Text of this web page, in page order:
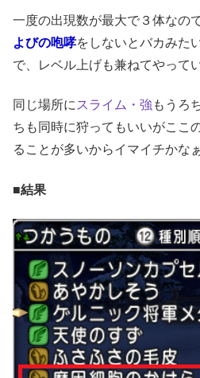
一度の出現数が最大で３体なの
よびの咆哮をしないとバカみた
で、レベル上げも兼ねてやって
同じ場所に スライム・強 もうろ
ちも同時に狩ってもいいがここ
ることが多いからイマイチかなぁ
■結果